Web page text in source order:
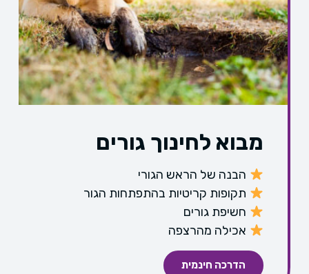
מבוא לחינוך גורים
הבנה של הראש הגורי
תקופות קריטיות בהתפתחות הגור
חשיפת גורים
אכילה מהרצפה
הדרכה חינמית